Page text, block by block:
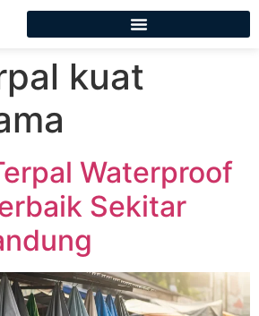
kuat
Waterproof
Sekitar